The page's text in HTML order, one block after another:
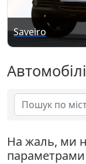
Saveiro
На жаль, ми